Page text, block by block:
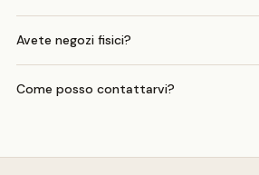
Avete negozi fisici?
Come posso contattarvi?